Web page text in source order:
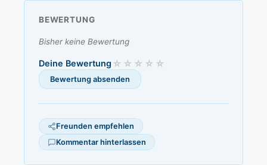
BEWERTUNG
Bisher keine Bewertung
Deine Bewertung
Freunden empfehlen
Kommentar hinterlassen